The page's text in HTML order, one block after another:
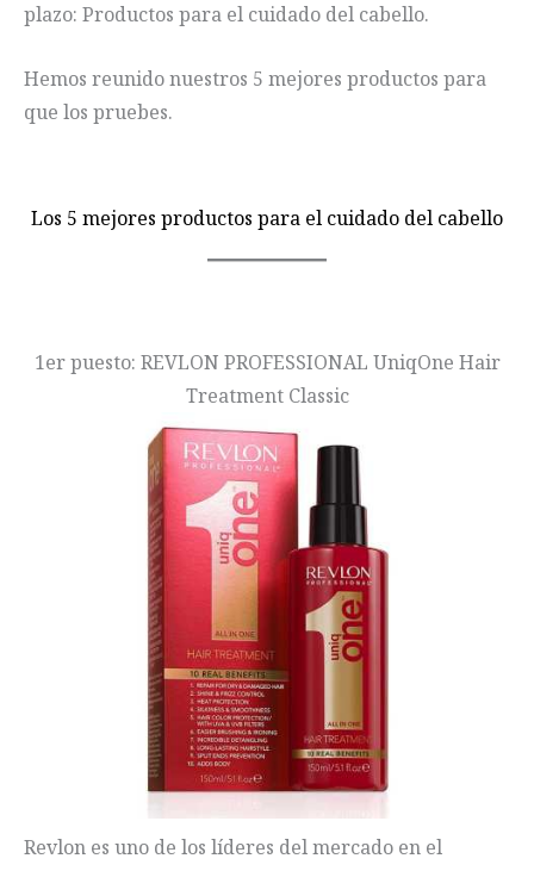
plazo: Productos para el cuidado del cabello.
Hemos reunido nuestros 5 mejores productos para
que los pruebes.
Los 5 mejores productos para el cuidado del cabello
1er puesto: REVLON PROFESSIONAL UniqOne Hair
Treatment Classic
Revlon es uno de los líderes del mercado en el